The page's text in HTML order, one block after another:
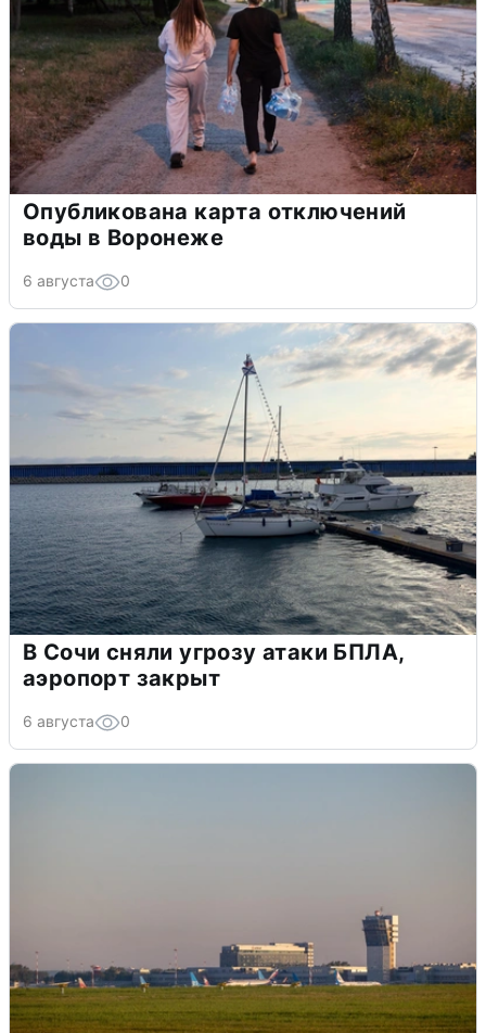
Опубликована карта отключений
воды в Воронеже
6 августа 0
В Сочи сняли угрозу атаки БПЛА,
аэропорт закрыт
6 августа 0